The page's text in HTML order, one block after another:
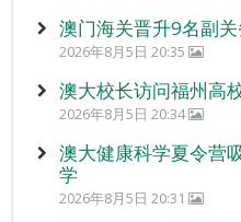
澳门海关晋升9名副
2026年8月5日 20:35
澳大校长访问福州高
2026年8月5日 20:34
澳大健康科学夏令营
学
2026年8月5日 20:31